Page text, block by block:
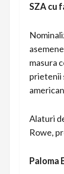
SZA cu
masura
prietenii
Alaturi
Rowe,
Paloma